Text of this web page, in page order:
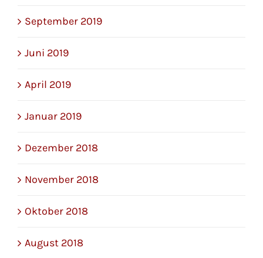
September 2019
Juni 2019
April 2019
Januar 2019
Dezember 2018
November 2018
Oktober 2018
August 2018